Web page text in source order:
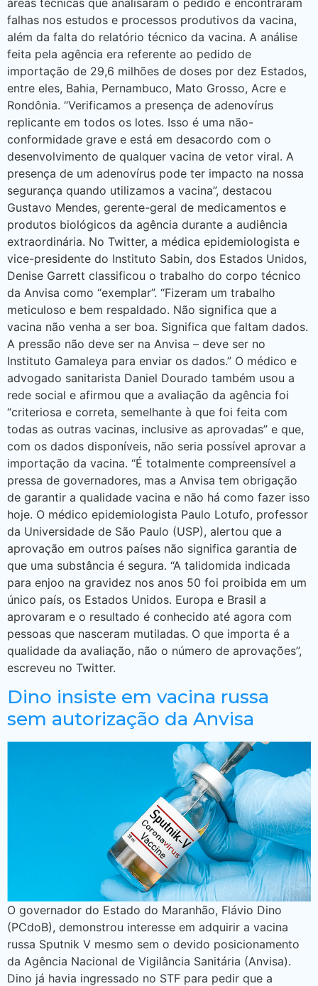
falhas nos estudos e processos produtivos da vacina,
além da falta do relatório técnico da vacina. A análise
feita pela agência era referente ao pedido de
importação de 29,6 milhões de doses por dez Estados,
entre eles, Bahia, Pernambuco, Mato Grosso, Acre e
Rondônia. “Verificamos a presença de adenovírus
replicante em todos os lotes. Isso é uma não-
conformidade grave e está em desacordo com o
desenvolvimento de qualquer vacina de vetor viral. A
presença de um adenovírus pode ter impacto na nossa
segurança quando utilizamos a vacina”, destacou
Gustavo Mendes, gerente-geral de medicamentos e
produtos biológicos da agência durante a audiência
extraordinária. No Twitter, a médica epidemiologista e
vice-presidente do Instituto Sabin, dos Estados Unidos,
Denise Garrett classificou o trabalho do corpo técnico
da Anvisa como “exemplar”. “Fizeram um trabalho
meticuloso e bem respaldado. Não significa que a
vacina não venha a ser boa. Significa que faltam dados.
A pressão não deve ser na Anvisa – deve ser no
Instituto Gamaleya para enviar os dados.” O médico e
advogado sanitarista Daniel Dourado também usou a
rede social e afirmou que a avaliação da agência foi
“criteriosa e correta, semelhante à que foi feita com
todas as outras vacinas, inclusive as aprovadas” e que,
com os dados disponíveis, não seria possível aprovar a
importação da vacina. “É totalmente compreensível a
pressa de governadores, mas a Anvisa tem obrigação
de garantir a qualidade vacina e não há como fazer isso
hoje. O médico epidemiologista Paulo Lotufo, professor
da Universidade de São Paulo (USP), alertou que a
aprovação em outros países não significa garantia de
que uma substância é segura. “A talidomida indicada
para enjoo na gravidez nos anos 50 foi proibida em um
único país, os Estados Unidos. Europa e Brasil a
aprovaram e o resultado é conhecido até agora com
pessoas que nasceram mutiladas. O que importa é a
qualidade da avaliação, não o número de aprovações”,
escreveu no Twitter.
Dino insiste em vacina russa
sem autorização da Anvisa
O governador do Estado do Maranhão, Flávio Dino
(PCdoB), demonstrou interesse em adquirir a vacina
russa Sputnik V mesmo sem o devido posicionamento
da Agência Nacional de Vigilância Sanitária (Anvisa).
Dino já havia ingressado no STF para pedir que a